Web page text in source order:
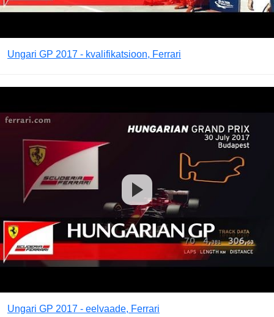
Ungari GP 2017 - kvalifikatsioon, Ferrari
Ungari GP 2017 - eelvaade, Ferrari